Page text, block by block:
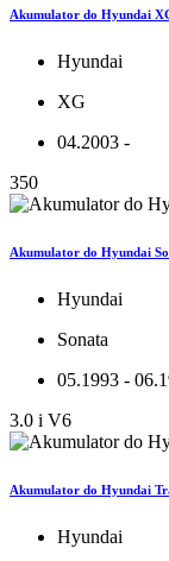
Akumulator do Hyundai
Hyundai
XG
04.2003 -
350
Akumulator do Hyundai
Hyundai
Sonata
05.1993 -
3.0 i V6
Akumulator do Hyundai
Hyundai